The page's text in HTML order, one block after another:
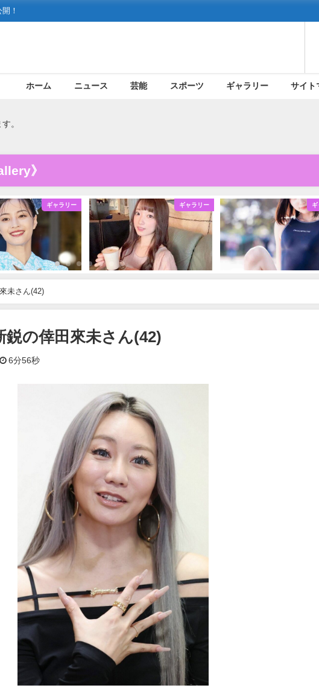
！
ホーム ニュース 芸能 スポーツ ギャラリー サイト
。
》
ギャラリー ギャラリー ギ
未さん(42)
鋭の倖田來未さん(42)
6分56秒